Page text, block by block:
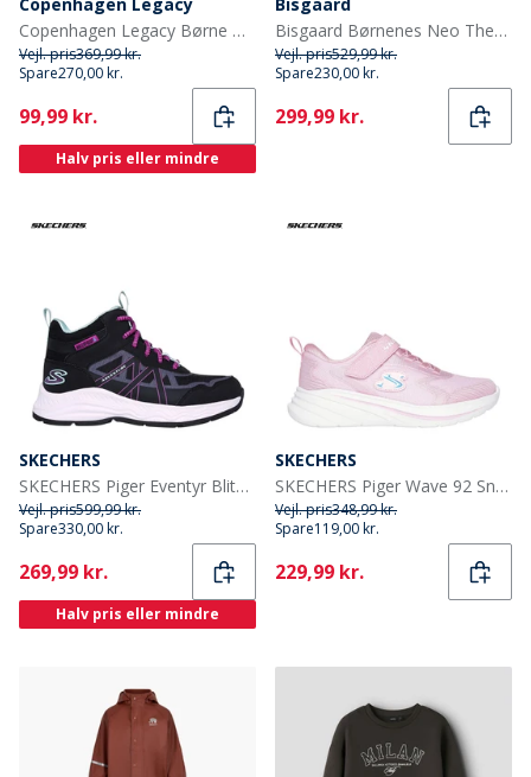
Copenhagen Legacy Børne Hoodie Denim Melange
Vejl. pris369,99 kr.
Spare270,00 kr.
Current
99,99 kr.
Halv pris eller mindre
Bisgaard Børnenes Neo Thermo Gummistøvler Nud
Vejl. pris529,99 kr.
Spare230,00 kr.
Current
299,99 kr.
SKECHERS
SKECHERS Piger Eventyr Blitz Sjov Forfølgelse Vandtætte Sko Black Aqua
Vejl. pris599,99 kr.
Spare330,00 kr.
Current
269,99 kr.
Halv pris eller mindre
SKECHERS
SKECHERS Piger Wave 92 Sneakers Lyserød
Vejl. pris348,99 kr.
Spare119,00 kr.
Current
229,99 kr.